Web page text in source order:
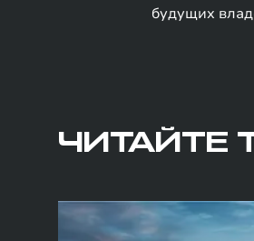
будущих
ЧИТАЙТЕ